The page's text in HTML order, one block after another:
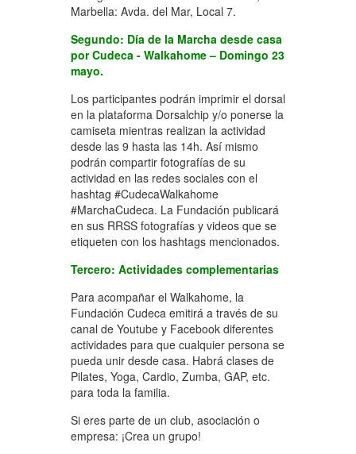
Marbella: Avda. del Mar, Local 7.
Segundo: Día de la Marcha desde casa
por Cudeca - Walkahome – Domingo 23
mayo.
Los participantes podrán imprimir el dorsal
en la plataforma Dorsalchip y/o ponerse la
camiseta mientras realizan la actividad
desde las 9 hasta las 14h. Así mismo
podrán compartir fotografías de su
actividad en las redes sociales con el
hashtag #CudecaWalkahome
#MarchaCudeca. La Fundación publicará
en sus RRSS fotografías y videos que se
etiqueten con los hashtags mencionados.
Tercero: Actividades complementarias
Para acompañar el Walkahome, la
Fundación Cudeca emitirá a través de su
canal de Youtube y Facebook diferentes
actividades para que cualquier persona se
pueda unir desde casa. Habrá clases de
Pilates, Yoga, Cardio, Zumba, GAP, etc.
para toda la familia.
Si eres parte de un club, asociación o
empresa: ¡Crea un grupo!